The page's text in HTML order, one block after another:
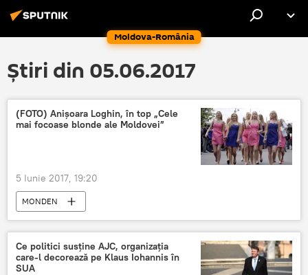
Moldova-România
Știri din 05.06.2017
(FOTO) Anișoara Loghin, în top „Cele
mai focoase blonde ale Moldovei”
5 Iunie 2017, 19:20
MONDEN
Ce politici susține AJC, organizația
care-l decorează pe Klaus Iohannis în
SUA